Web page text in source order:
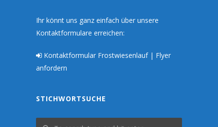
Ihr könnt uns ganz einfach über unsere
Kontaktformulare erreichen:
Kontaktformular Frostwiesenlauf | Flyer
anfordern
STICHWORTSUCHE